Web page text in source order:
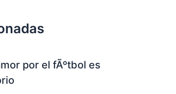
por el fÃºtbol es